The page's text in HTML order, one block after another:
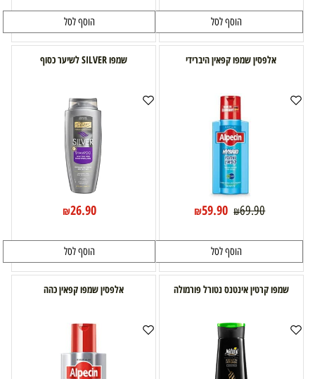
הוסף לסל הוסף לסל
אלפסין שמפו קפאין היברידי
₪69.90
₪59.90
הוסף לסל
שמפו SILVER לשיער כסוף
₪26.90
הוסף לסל
שמפו קרטין אינטנס נטורל פורמולה אלפסין שמפו קפאין כהה